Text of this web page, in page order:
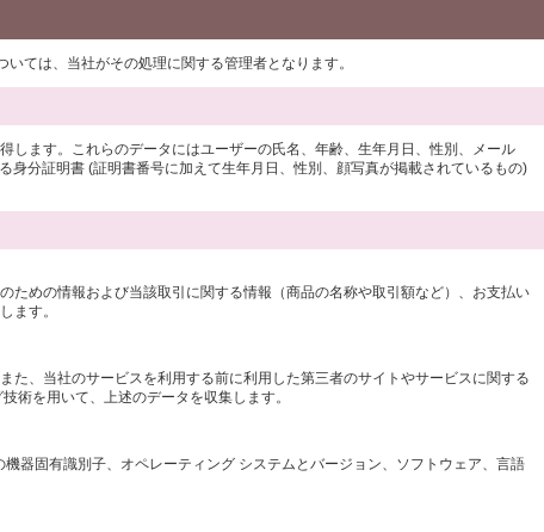
ては、当社がその処理に関する管理者となります。
します。これらのデータにはユーザーの氏名、年齢、生年月日、性別、メール
分証明書 (証明書番号に加えて生年月日、性別、顔写真が掲載されているもの)
めの情報および当該取引に関する情報（商品の名称や取引額など）、お支払い
ます。
、当社のサービスを利用する前に利用した第三者のサイトやサービスに関する
術を用いて、上述のデータを収集します。
器固有識別子、オペレーティング システムとバージョン、ソフトウェア、言語